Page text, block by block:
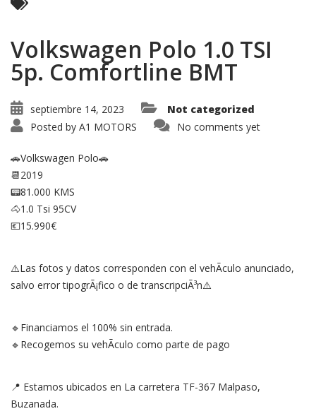
Volkswagen Polo 1.0 TSI
5p. Comfortline BMT
septiembre 14, 2023
Not categorized
Posted by A1 MOTORS No comments yet
🚗Volkswagen Polo🚗
📆2019
📟81.000 KMS
🐴1.0 Tsi 95CV
💶15.990€
⚠️Las fotos y datos corresponden con el vehÃ­culo anunciado,
salvo error tipogrÃ¡fico o de transcripciÃ³n⚠️
🔹Financiamos el 100% sin entrada.
🔹Recogemos su vehÃ­culo como parte de pago
📍 Estamos ubicados en La carretera TF-367 Malpaso,
Buzanada.